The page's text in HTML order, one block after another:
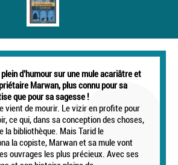
d’humour sur une mule acariâtre et
Marwan, plus connu pour sa
que pour sa sagesse !
vient de mourir. Le vizir en profite pour
ce qui, dans sa conception des choses,
la bibliothèque. Mais Tarid le
la copiste, Marwan et sa mule vont
ouvrages les plus précieux. Avec ses